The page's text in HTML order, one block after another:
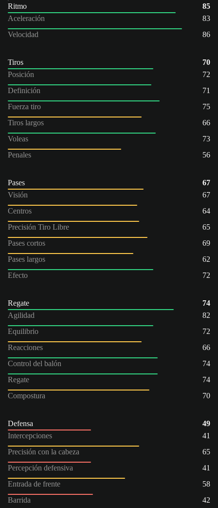
Ritmo
85
Aceleración
83
Velocidad
86
Tiros
70
Posición
72
Definición
71
Fuerza tiro
75
Tiros largos
66
Voleas
73
Penales
56
Pases
67
Visión
67
Centros
64
Precisión Tiro Libre
65
Pases cortos
69
Pases largos
62
Efecto
72
Regate
74
Agilidad
82
Equilibrio
72
Reacciones
66
Control del balón
74
Regate
74
Compostura
70
Defensa
49
Intercepciones
41
Precisión con la cabeza
65
Percepción defensiva
41
Entrada de frente
58
Barrida
42